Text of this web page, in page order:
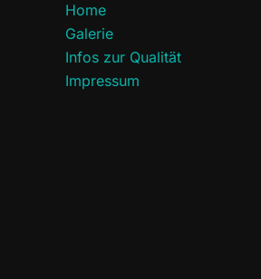
Home
Galerie
Infos zur Qualität
Impressum